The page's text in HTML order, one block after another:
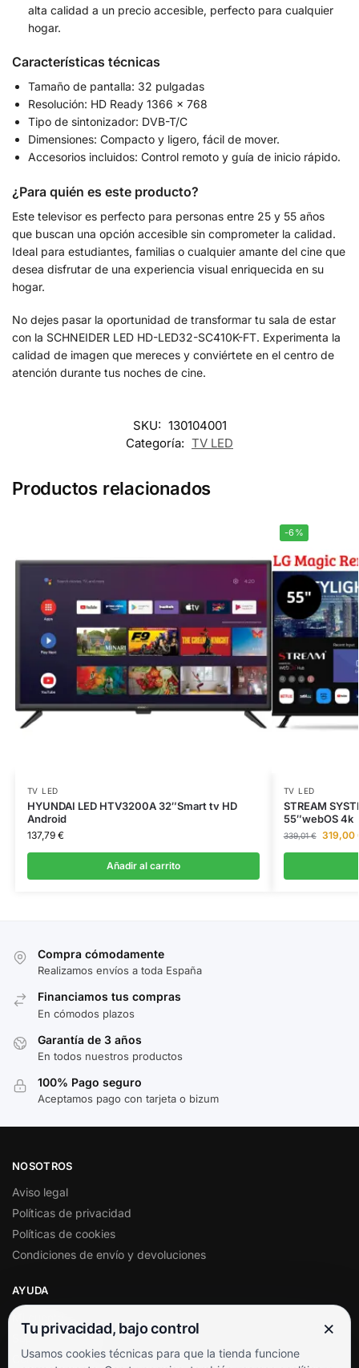
alta calidad a un precio accesible, perfecto para cualquier
hogar.
Características técnicas
Tamaño de pantalla: 32 pulgadas
Resolución: HD Ready 1366 x 768
Tipo de sintonizador: DVB-T/C
Dimensiones: Compacto y ligero, fácil de mover.
Accesorios incluidos: Control remoto y guía de inicio rápido.
¿Para quién es este producto?
Este televisor es perfecto para personas entre 25 y 55 años
que buscan una opción accesible sin comprometer la calidad.
Ideal para estudiantes, familias o cualquier amante del cine que
desea disfrutar de una experiencia visual enriquecida en su
hogar.
No dejes pasar la oportunidad de transformar tu sala de estar
con la SCHNEIDER LED HD-LED32-SC410K-FT. Experimenta la
calidad de imagen que mereces y conviértete en el centro de
atención durante tus noches de cine.
SKU: 130104001
Categoría: TV LED
Productos relacionados
TV LED
HYUNDAI LED HTV3200A 32″Smart tv HD
Android
137,79 €
Añadir al carrito
-6%
TV LED
STREAM
55″webOS 4k
339,01€ 319,00
Compra cómodamente
Realizamos envíos a toda España
Financiamos tus compras
En cómodos plazos
Garantía de 3 años
En todos nuestros productos
100% Pago seguro
Aceptamos pago con tarjeta o bizum
NOSOTROS
Aviso legal
Políticas de privacidad
Políticas de cookies
Condiciones de envío y devoluciones
AYUDA
Soporte al cliente
Contacto
Tu privacidad, bajo control ×
Usamos cookies técnicas para que la tienda funcione